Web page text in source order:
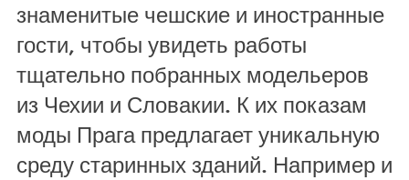
знаменитые чешские и иностранные
гости, чтобы увидеть работы
тщательно побранных модельеров
из Чехии и Словакии. К их показам
моды Прага предлагает уникальную
среду старинных зданий. Например и